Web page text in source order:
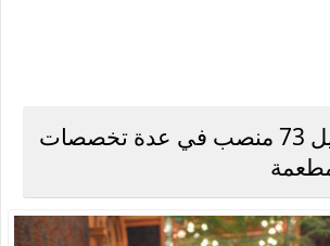
أنابيك : تشغيل 73 منصب في عدة تخصصات